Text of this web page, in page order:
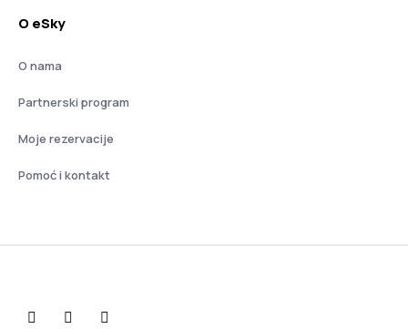
O eSky
O nama
Partnerski program
Moje rezervacije
Pomoć i kontakt